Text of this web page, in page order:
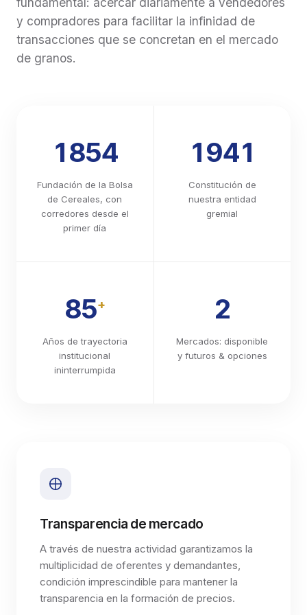
de utilizarla, dado que se exige expresamente que
el productor se encuentre calificado en Estado 1 o
Estado 2. Estas consecuencias no se producen por
obligación y solicitarles que verifiquen La vigencia y
actualización de todos los RENSPA asociados a sus
establecimientos. Adjuntamos la Resolución SENASA
679/2026 para su conocimiento.
https://www.boletinoficial.gob.ar/detalleAviso/primera/
y compradores para facilitar la infinidad de
transacciones que se concretan en el mercado
de granos.
1854
Fundación de la Bolsa
de Cereales, con
corredores desde el
primer día
1941
Constitución de
nuestra entidad
gremial
85+
Años de trayectoria
institucional
ininterrumpida
2
Mercados: disponible
y futuros & opciones
Transparencia de mercado
A través de nuestra actividad garantizamos la
multiplicidad de oferentes y demandantes,
condición imprescindible para mantener la
transparencia en la formación de precios.